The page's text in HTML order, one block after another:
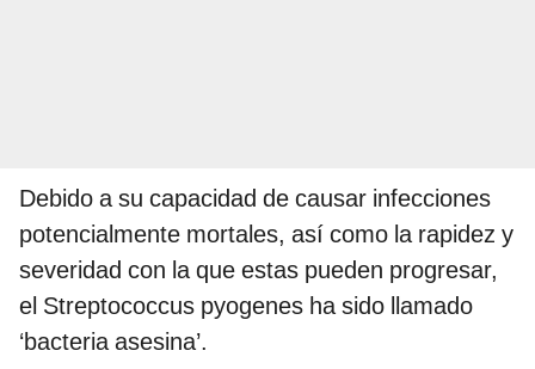
Debido a su capacidad de causar infecciones
potencialmente mortales, así como la rapidez y
severidad con la que estas pueden progresar,
el Streptococcus pyogenes ha sido llamado
‘bacteria asesina’.